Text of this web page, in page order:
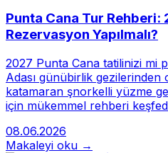
Punta Cana Tur
Rezervasyon Yapılmalı?
2027 Punta Cana tatilinizi mi
Adası günübirlik
katamaran şnorkelli yüzme
için mükemmel rehberi
08.06.2026
Makaleyi oku →